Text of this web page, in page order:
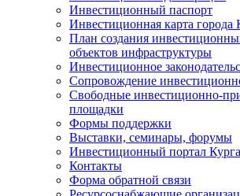
Инвестиционный паспорт
Инвестиционная карта города
План создания
объектов инфраструктуры
Инвестиционное
Сопровождение
Свободные инвестиционно-
площадки
Формы поддержки
Выставки, семинары, форумы
Инвестиционный портал
Контакты
Форма обратной связи